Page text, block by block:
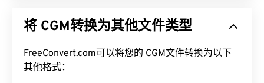
将 CGM转换为其他文件类型
FreeConvert.com可以将您的 CGM文件转换为以下
其他格式：